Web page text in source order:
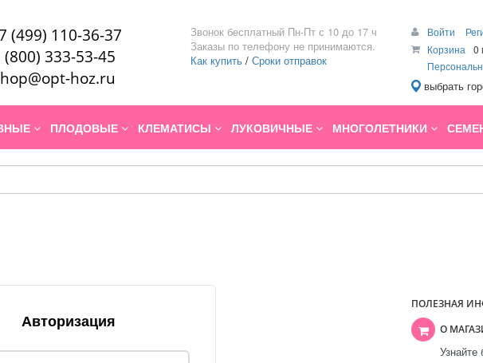
(499) 110-36-37
(800) 333-53-45
hoz.ru
Звонок бесплатный Пн-Пт с 10 до 17 ч
Заказы по телефону не принимаются.
Как купить / Сроки отправок
Войти
Корзина
0
выбрать
ПЛОДОВЫЕ КЛЕМАТИСЫ ЛУКОВИЧНЫЕ МНОГОЛЕТНИКИ
Авторизация
ПОЛЕЗНАЯ
О